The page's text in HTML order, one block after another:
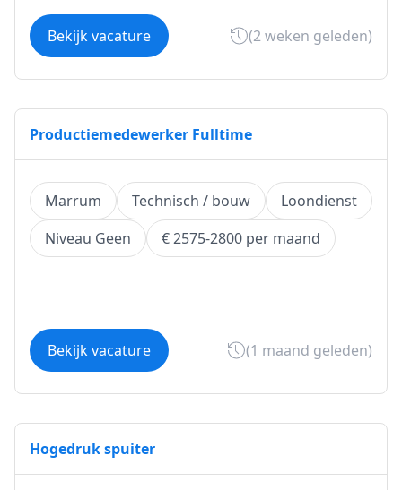
Bekijk vacature (2 weken geleden)
Productiemedewerker Fulltime
Marrum Technisch / bouw
Loondienst
Niveau Geen
€ 2575-2800 per maand
Bekijk vacature (1 maand geleden)
Hogedruk spuiter